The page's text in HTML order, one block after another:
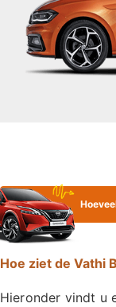
Hoe ziet de Vathi
Hieronder vindt u